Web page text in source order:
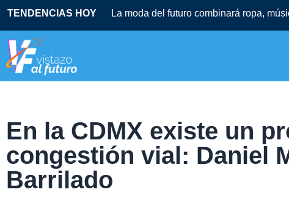
TENDENCIAS HOY La moda del futuro combinará ropa,
En la CDMX existe un
congestión vial: Daniel
Barrilado